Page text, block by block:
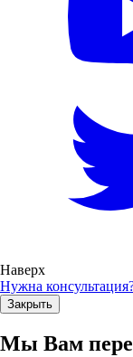
Наверх
Нужна
Закрыть
Мы Вам